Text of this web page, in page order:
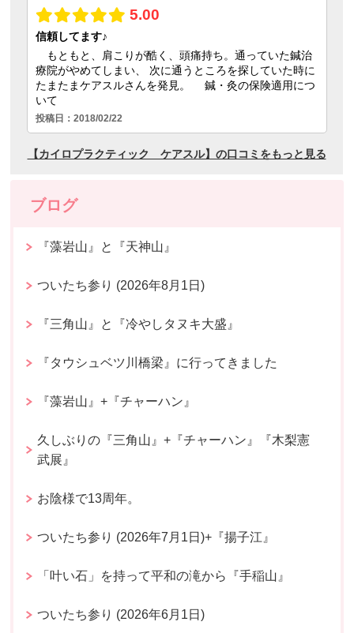
ブログ
『藻岩山』と『天神山』
ついたち参り (2026年8月1日)
『三角山』と『冷やしタヌキ大盛』
『タウシュベツ川橋梁』に行ってきました
『藻岩山』+『チャーハン』
久しぶりの『三角山』+『チャーハン』『木梨憲
武展』
お陰様で13周年。
ついたち参り (2026年7月1日)+『揚子江』
「叶い石」を持って平和の滝から『手稲山』
ついたち参り (2026年6月1日)